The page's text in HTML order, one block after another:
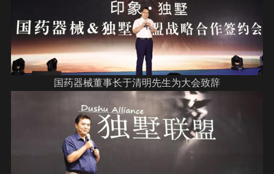
国药器械董事长于清明先生为大会致辞